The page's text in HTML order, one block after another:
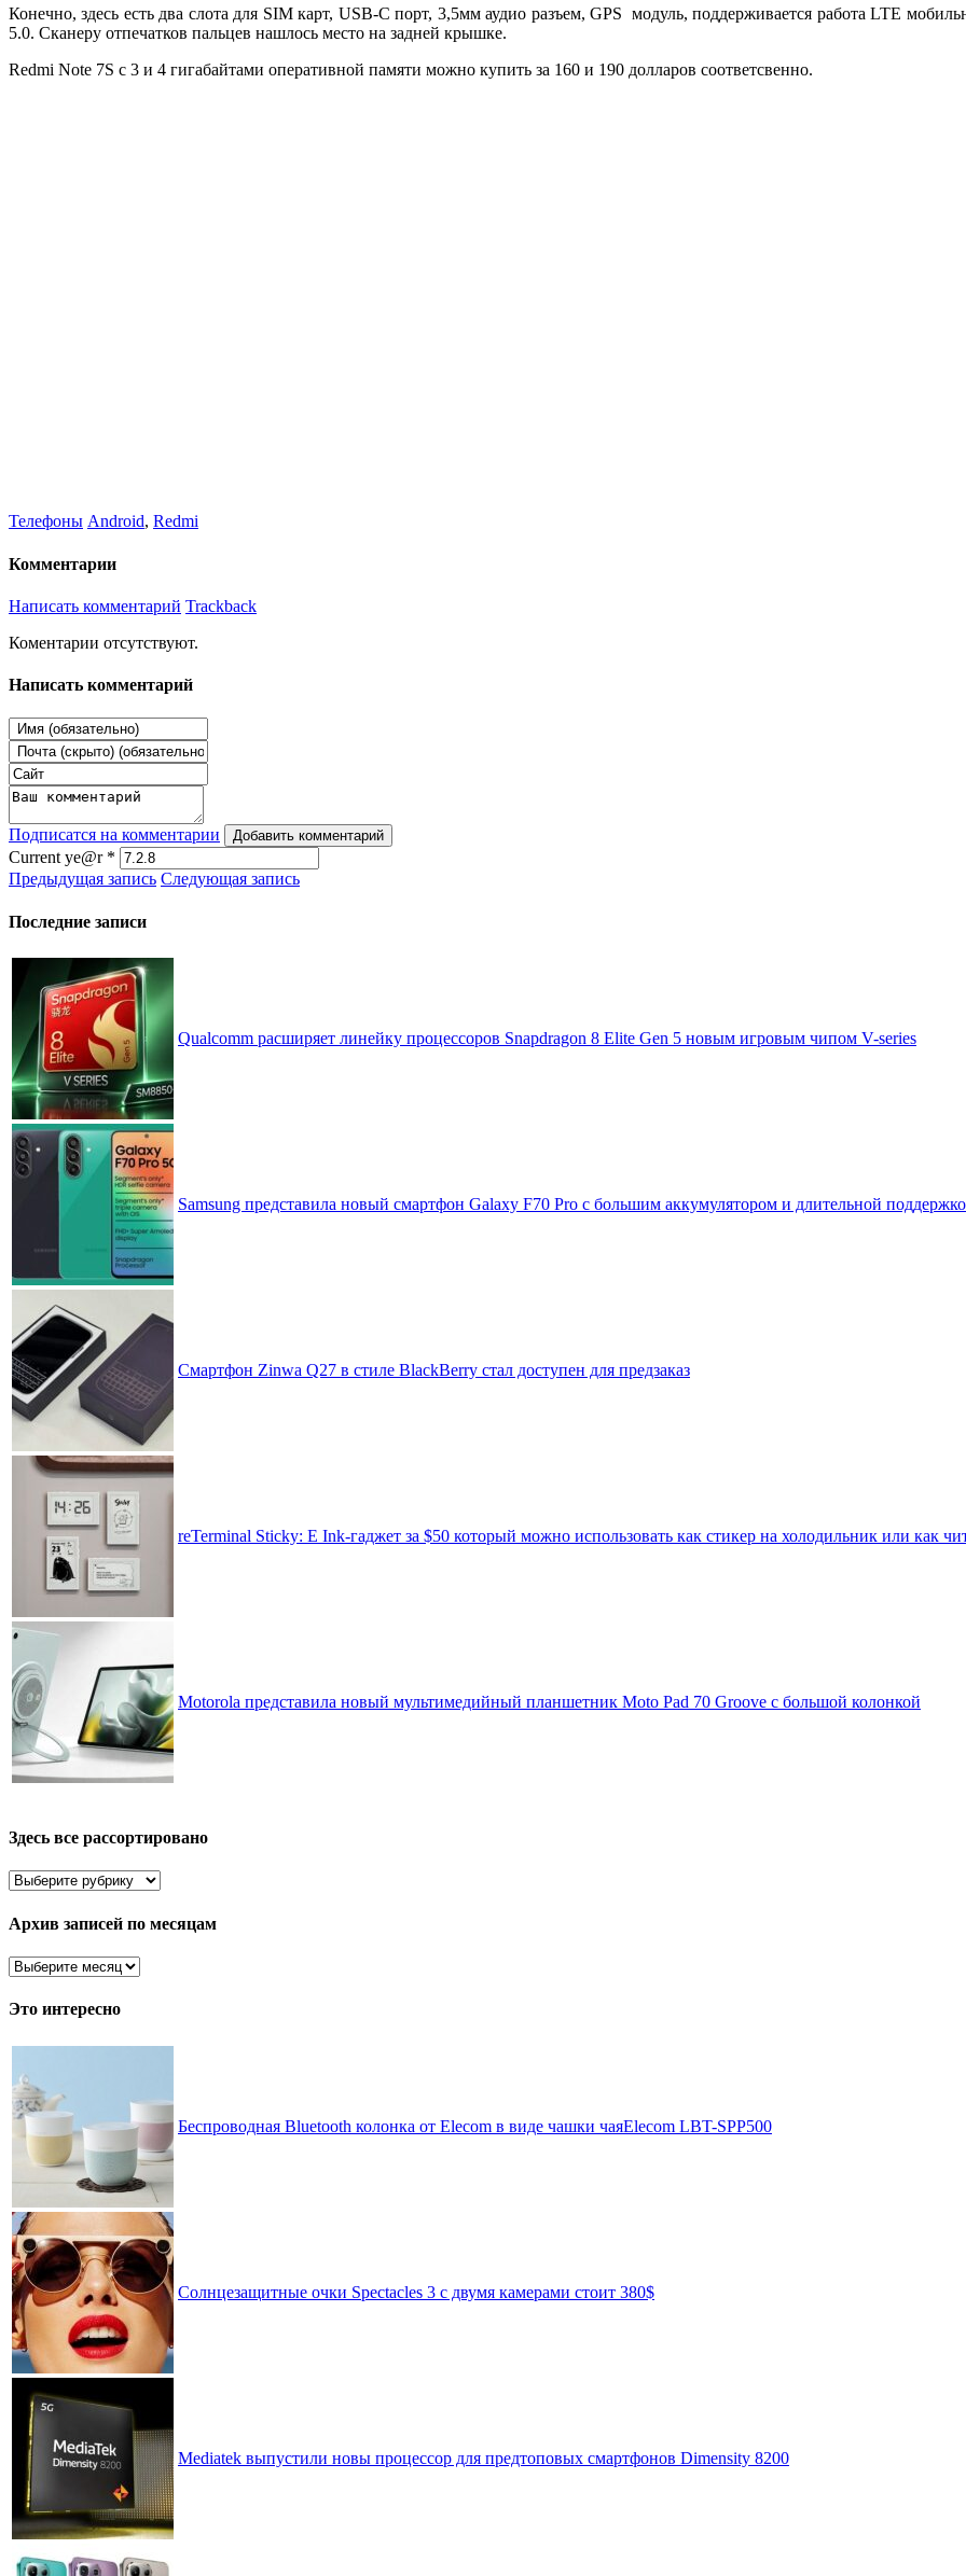
Конечно, здесь есть два слота для SIM карт, USB-C порт, 3,5мм аудио разъем, GPS модуль, поддерживается работа LTE
5.0. Сканеру отпечатков пальцев нашлось место на задней крышке.
Redmi Note 7S с 3 и 4 гигабайтами оперативной памяти можно купить за 160 и 190 долларов соответcвенно.
Телефоны Android, Redmi
Комментарии
Написать комментарий Trackback
Коментарии отсутствуют.
Написать комментарий
Подписатся на комментарии Добавить комментарий
Current ye@r *
Предыдущая запись Следующая запись
Последние записи
Qualcomm расширяет линейку процессоров Snapdragon 8 Elite Gen 5 новым игровым чипом V-series
Samsung представила новый смартфон Galaxy F70 Pro с большим аккумулятором и длительной
Смартфон Zinwa Q27 в стиле BlackBerry стал доступен для предзаказ
reTerminal Sticky: E Ink-гаджет за $50 который можно использовать как стикер на холодильник или как
Motorola представила новый мультимедийный планшетник Moto Pad 70 Groove с большой колонкой
Здесь все рассортировано
Здесь
рассортировано
Архив записей по месяцам
Архив
по
Это интересно
Беспроводная Bluetooth колонка от Elecom в виде чашки чаяElecom LBT-SPP500
Солнцезащитные очки Spectacles 3 с двумя камерами стоит 380$
Mediatek выпустили новы процессор для предтоповых смартфонов Dimensity 8200